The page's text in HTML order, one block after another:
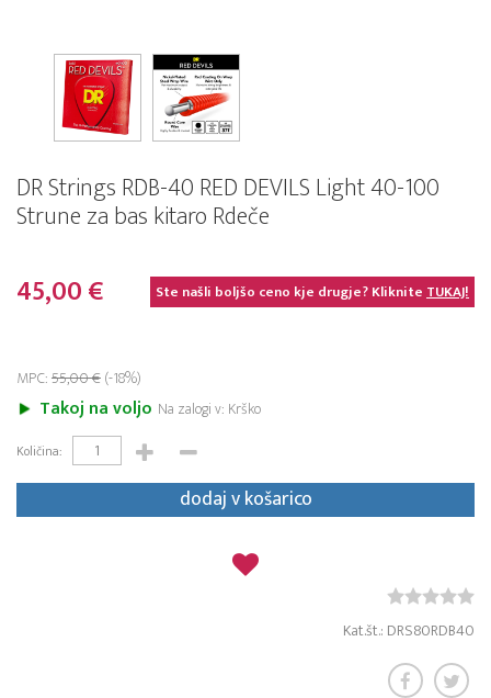
DR Strings RDB-40 RED DEVILS Light 40-100
Strune za bas kitaro Rdeče
45,00 € Ste našli boljšo ceno kje drugje? KlikniteTUKAJ!
MPC:55,00 €(-18%)
Takoj na voljo Na zalogi v: Krško
Količina:
dodaj v košarico
Kat.št.: DRS80RDB40